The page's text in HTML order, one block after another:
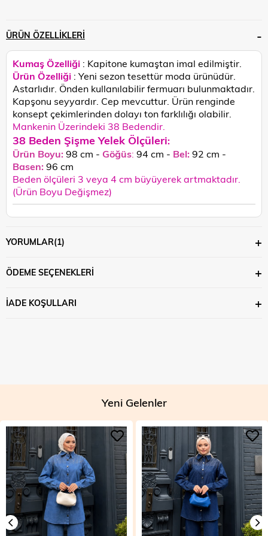
ÜRÜN ÖZELLIKLERI
Kumaş Özelliği : Kapitone kumaştan imal edilmiştir.
Ürün Özelliği : Yeni sezon tesettür moda ürünüdür.
Astarlıdır. Önden kullanılabilir fermuarı bulunmaktadır.
Kapşonu seyyardır. Cep mevcuttur. Ürün renginde
konsept çekimlerinden dolayı ton farklılığı olabilir.
Mankenin Üzerindeki 38 Bedendir.
38 Beden Şişme Yelek Ölçüleri:
Ürün Boyu:98 cm - Göğüs: 94 cm - Bel:92 cm -
Basen:96 cm
Beden ölçüleri 3 veya 4 cm büyüyerek artmaktadır.
(Ürün Boyu Değişmez)
YORUMLAR(1)
ÖDEME SEÇENEKLERI
İADE KOŞULLARI
Yeni Gelenler